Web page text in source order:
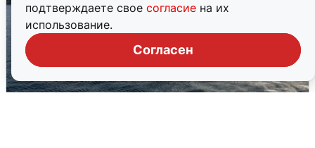
подтверждаете свое согласие на их
использование.
Согласен